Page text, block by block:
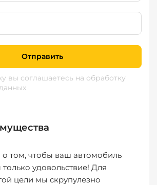
Отправить
вы соглашаетесь на обработку
том, чтобы ваш автомобиль
удовольствие! Для
цели мы скрупулезно